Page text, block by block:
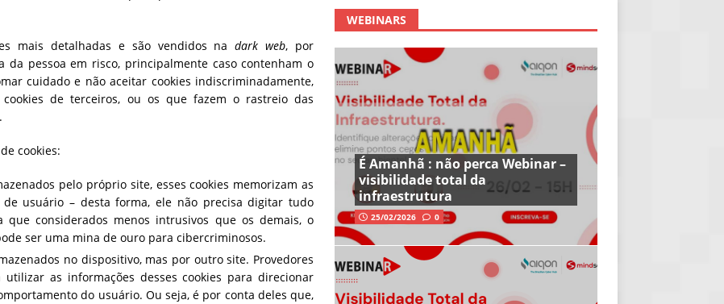
mais detalhadas e são vendidos nadark web, por
da pessoa em risco, principalmente caso contenham o
cuidado e não aceitar cookies indiscriminadamente,
cookies de terceiros, ou os que fazem o rastreio das
cookies:
pelo próprio site, esses cookies memorizam as
usuário – desta forma, ele não precisa digitar tudo
que considerados menos intrusivos que os demais, o
ser uma mina de ouro para cibercriminosos.
no dispositivo, mas por outro site. Provedores
as informações desses cookies para direcionar
do usuário. Ou seja, é por conta deles que,
WEBINARS
É Amanhã : não perca Webinar –
visibilidade total da
infraestrutura
25/02/2026 0